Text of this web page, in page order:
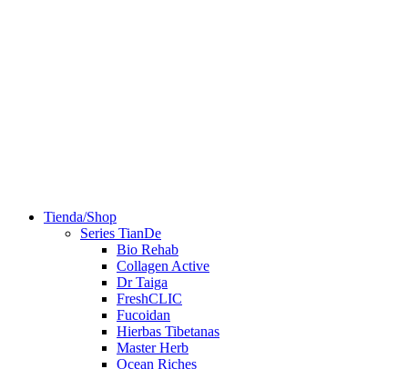
Tienda/Shop
Series TianDe
Bio Rehab
Collagen Active
Dr Taiga
FreshCLIC
Fucoidan
Hierbas Tibetanas
Master Herb
Ocean Riches